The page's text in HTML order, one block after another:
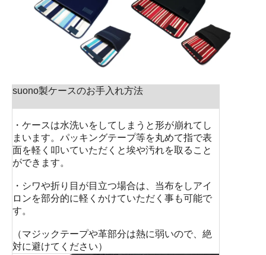
suono製ケースのお手入れ方法
・ケースは水洗いをしてしまうと形が崩れてし
まいます。パッキングテープ等を丸めて指で表
面を軽く叩いていただくと埃や汚れを取ること
ができます。
・シワや折り目が目立つ場合は、当布をしアイ
ロンを部分的に軽くかけていただく事も可能で
す。
（マジックテープや革部分は熱に弱いので、絶
対に避けてください）